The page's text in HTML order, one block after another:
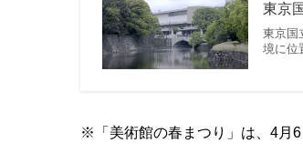
東京
東京国
境に位
※「美術館の春まつり」は、4月